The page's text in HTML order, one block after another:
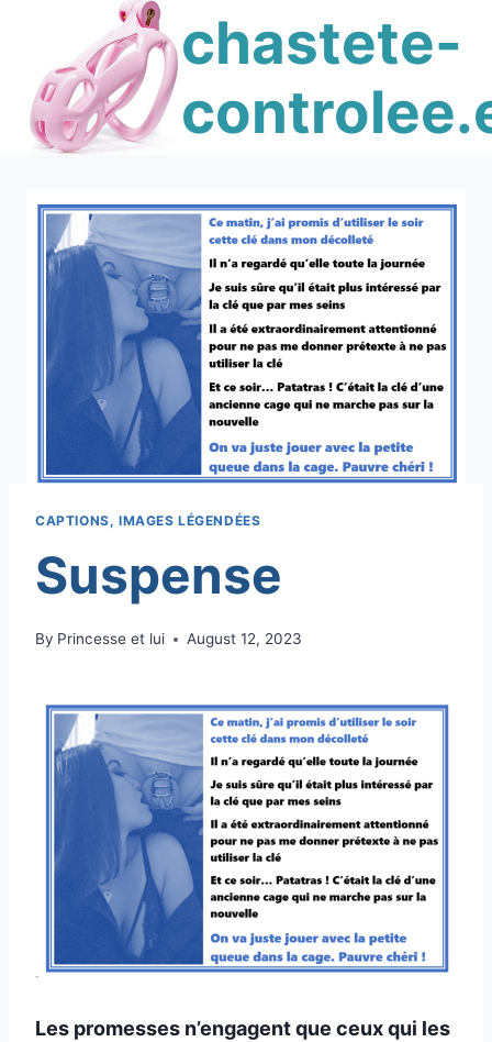
content
chastete-
CAPTIONS, IMAGES LÉGENDÉES
Suspense
By Princesse et lui August 12, 2023
Les promesses n’engagent que ceux qui les